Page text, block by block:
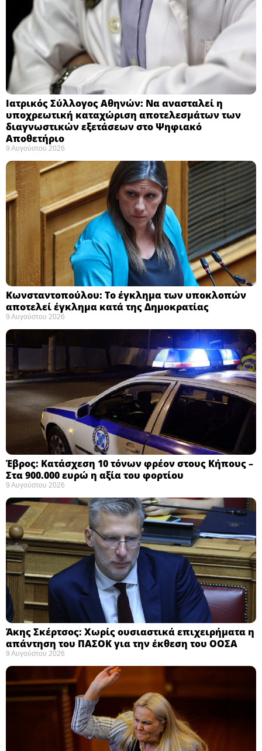
Ιατρικός Σύλλογος Αθηνών: Να ανασταλεί η
υποχρεωτική καταχώριση αποτελεσμάτων των
διαγνωστικών εξετάσεων στο Ψηφιακό
Αποθετήριο ​
9 Αυγούστου 2026
Κωνσταντοπούλου: Το έγκλημα των υποκλοπών
αποτελεί έγκλημα κατά της Δημοκρατίας ​
9 Αυγούστου 2026
Έβρος: Κατάσχεση 10 τόνων φρέον στους Κήπους –
Στα 900.000 ευρώ η αξία του φορτίου ​
9 Αυγούστου 2026
Άκης Σκέρτσος: Χωρίς ουσιαστικά επιχειρήματα η
απάντηση του ΠΑΣΟΚ για την έκθεση του ΟΟΣΑ ​
9 Αυγούστου 2026